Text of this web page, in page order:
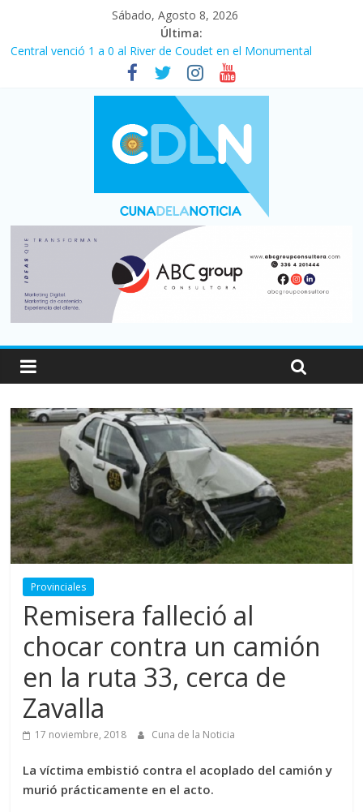
Sábado, Agosto 8, 2026
Última:
Central venció 1 a 0 al River de Coudet en el Monumental
La morosidad alcanzó su nivel más alto en dos décadas y ya
afecta a 400 mil deudores en Santa Fe
Desde que asumió Milei cerraron 41.000 kioscos: el sector
denuncia crisis como en 2001
Vacaciones de invierno con más movimiento y consumo
turístico: 4,6 millones de personas viajaron por el país, un 5,9%
Fuerte caída de la venta de autos usados en julio: bajó un 12,6%
Provinciales
Remisera falleció al
chocar contra un camión
en la ruta 33, cerca de
Zavalla
17 noviembre, 2018 Cuna de la Noticia
La víctima embistió contra el acoplado del camión y
murió prácticamente en el acto.